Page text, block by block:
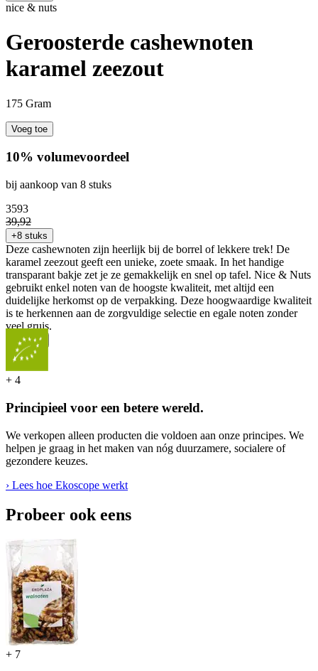
nice & nuts
Geroosterde cashewnoten
karamel zeezout
175 Gram
Voeg toe
10% volumevoordeel
bij aankoop van 8 stuks
3593
39,92
+8 stuks
Deze cashewnoten zijn heerlijk bij de borrel of lekkere trek! De
karamel zeezout geeft een unieke, zoete smaak. In het handige
transparant bakje zet je ze gemakkelijk en snel op tafel. Nice & Nuts
gebruikt enkel noten van de hoogste kwaliteit, met altijd een
duidelijke herkomst op de verpakking. Deze hoogwaardige kwaliteit
is te herkennen aan de zorgvuldige selectie en egale noten zonder
veel gruis.
Meer
+ 4
Principieel voor een betere wereld.
We verkopen alleen producten die voldoen aan onze principes. We
helpen je graag in het maken van nóg duurzamere, socialere of
gezondere keuzes.
› Lees hoe Ekoscope werkt
Probeer ook eens
+ 7